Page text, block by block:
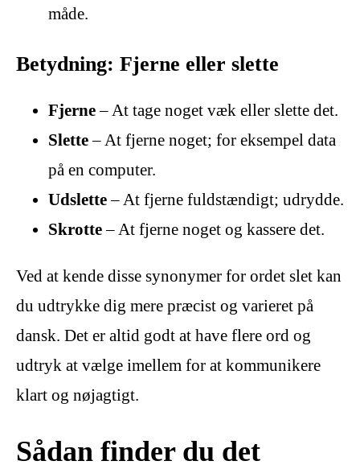
måde.
Betydning: Fjerne eller slette
Fjerne– At tage noget væk eller slette det.
Slette– At fjerne noget; for eksempel data
på en computer.
Udslette– At fjerne fuldstændigt; udrydde.
Skrotte– At fjerne noget og kassere det.
Ved at kende disse synonymer for ordet slet kan
du udtrykke dig mere præcist og varieret på
dansk. Det er altid godt at have flere ord og
udtryk at vælge imellem for at kommunikere
klart og nøjagtigt.
Sådan finder du det